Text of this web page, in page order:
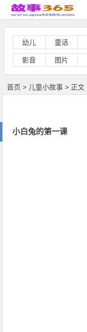
幼儿 童话
影音 图片
首页 > 儿童小故事 > 正文
小白兔的第一课